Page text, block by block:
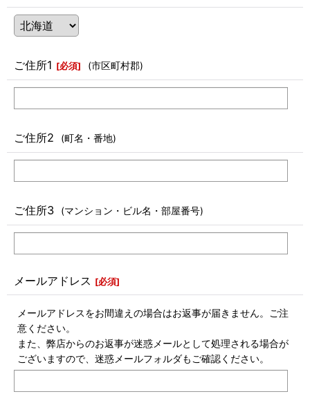
ご住所1 [必須] (市区町村郡)
ご住所2 (町名・番地)
ご住所3 (マンション・ビル名・部屋番号)
メールアドレス [必須]
メールアドレスをお間違えの場合はお返事が届きません。ご注
意ください。
また、弊店からのお返事が迷惑メールとして処理される場合が
ございますので、迷惑メールフォルダもご確認ください。